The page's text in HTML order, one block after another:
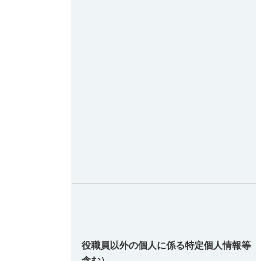
役職員以外の個人に係る特定個人情報等